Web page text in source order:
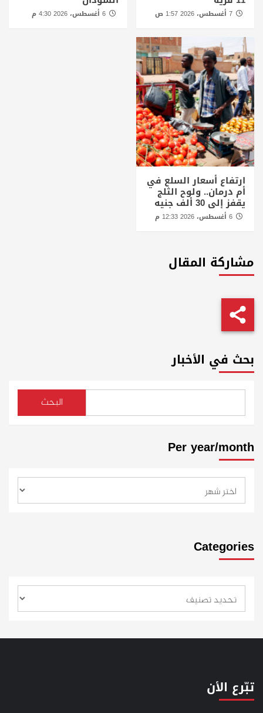
6 أغسطس، 2026 4:30 م
ارتفاع أسعار السلع في
أم درمان.. ولوح الثلج
يقفز إلى 30 ألف جنيه
مشاركة المقال
بحث في الأخبار
البحث
Per year/month
Categories
تبّرع الأن